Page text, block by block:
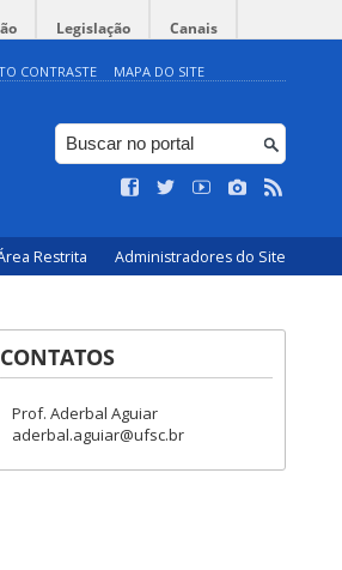
Legislação Canais
CONTRASTE MAPA DO SITE
Restrita Administradores do Site
CONTATOS
Prof. Aderbal Aguiar
aderbal.aguiar@ufsc.br